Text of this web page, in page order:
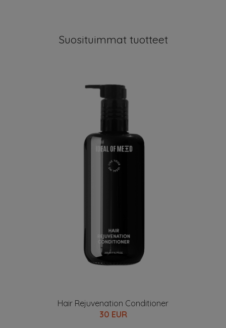
Suosituimmat tuotteet
Hair Rejuvenation Conditioner
30 EUR